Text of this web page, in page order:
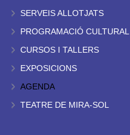
SERVEIS ALLOTJATS
PROGRAMACIÓ CULTURAL
CURSOS I TALLERS
EXPOSICIONS
AGENDA
TEATRE DE MIRA-SOL